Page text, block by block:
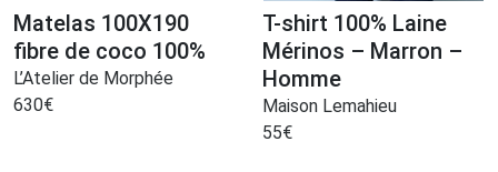
Matelas 100X190
fibre de coco 100%
L’Atelier de Morphée
630€
T-shirt 100% Laine
Mérinos – Marron –
Homme
Maison Lemahieu
55€